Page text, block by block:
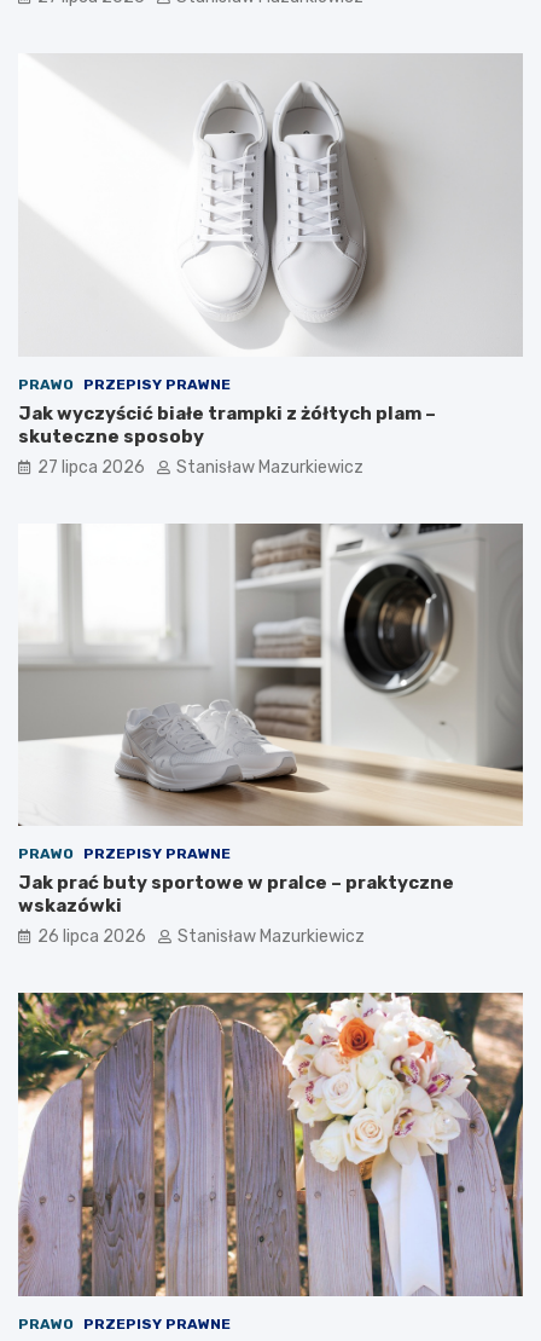
PRAWO PRZEPISY PRAWNE
Jak wyczyścić białe trampki z żółtych plam –
skuteczne sposoby
27 lipca 2026 Stanisław Mazurkiewicz
PRAWO PRZEPISY PRAWNE
Jak prać buty sportowe w pralce – praktyczne
wskazówki
26 lipca 2026 Stanisław Mazurkiewicz
PRAWO PRZEPISY PRAWNE